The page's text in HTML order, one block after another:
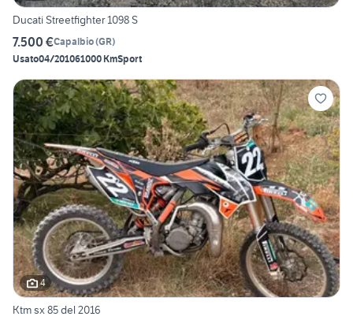
Ducati Streetfighter 1098 S
7.500 €Capalbio(GR)
Usato04/201061000 KmSport
4
Ktm sx 85 del 2016